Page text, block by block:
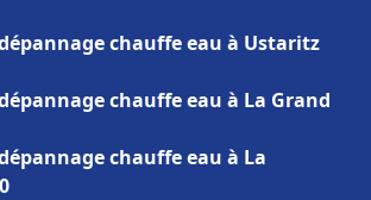
chauffe eau à Ustaritz
chauffe eau à La Grand
chauffe eau à La